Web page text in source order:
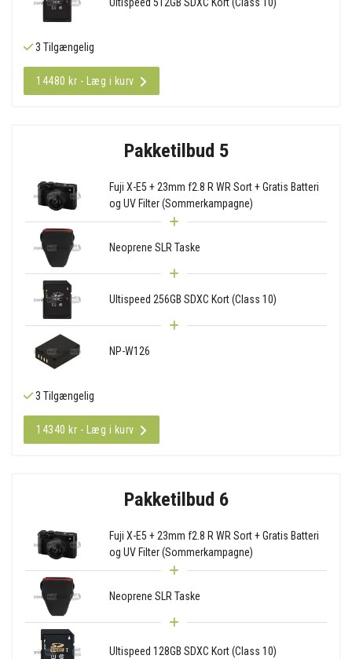
3 Tilgængelig
14480 kr - Læg i kurv
Pakketilbud 5
Fuji X-E5 + 23mm f2.8 R WR Sort + Gratis Batteri
og UV Filter (Sommerkampagne)
Neoprene SLR Taske
Ultispeed 256GB SDXC Kort (Class 10)
NP-W126
3 Tilgængelig
14340 kr - Læg i kurv
Pakketilbud 6
Fuji X-E5 + 23mm f2.8 R WR Sort + Gratis Batteri
og UV Filter (Sommerkampagne)
Neoprene SLR Taske
Ultispeed 128GB SDXC Kort (Class 10)